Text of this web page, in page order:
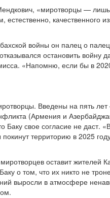
Мендкович, «миротворцы — лишь
качественного
войны он палец о
остановить войну
«Напомню, если бы в
Введены на пять
(Армения и
Баку свое согласие не даст.
покинут территорию в 2025
оставит жителей
о том, что их никто не
выросли в атмосфере